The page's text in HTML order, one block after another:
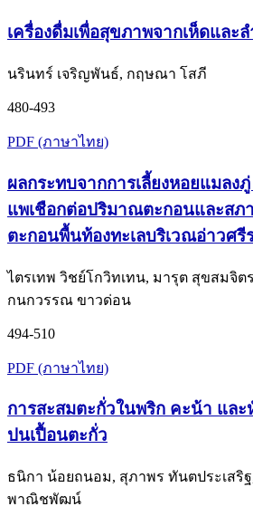
เครื่องดื่มเพื่อสุขภาพจากเห็ดและล
นรินทร์ เจริญพันธ์, กฤษณา โสภี
480-493
PDF (ภาษาไทย)
ผลกระทบจากการเลี้ยงหอยแมลง
แพเชือกต่อปริมาณตะกอนและสภ
ตะกอนพื้นท้องทะเลบริเวณอ่าวศ
ไตรเทพ วิชย์โกวิทเทน, มารุต สุขสมจิต
กนกวรรณ ขาวด่อน
494-510
PDF (ภาษาไทย)
การสะสมตะกั่วในพริก คะน้า แล
ปนเปื้อนตะกั่ว
ธนิกา น้อยถนอม, สุภาพร ทันตประเส
พาณิชพัฒน์